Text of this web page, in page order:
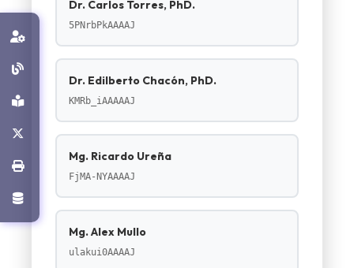
Dr. Carlos Torres, PhD.
5PNrbPkAAAAJ
Dr. Edilberto Chacón, PhD.
KMRb_iAAAAAJ
Mg. Ricardo Ureña
FjMA-NYAAAAJ
Mg. Alex Mullo
ulakui0AAAAJ